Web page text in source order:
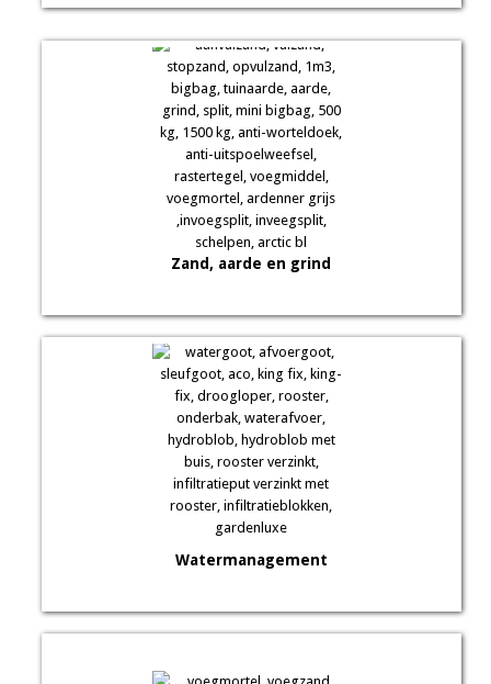
Zand, aarde en grind
Watermanagement